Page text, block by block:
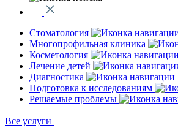
Стоматология
Многопрофильная клиника
Косметология
Лечение детей
Диагностика
Подготовка к исследованиям
Решаемые проблемы
Все услуги